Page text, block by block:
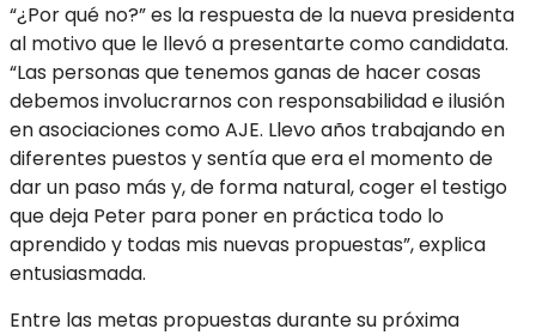
“¿Por qué no?” es la respuesta de la nueva presidenta
al motivo que le llevó a presentarte como candidata.
“Las personas que tenemos ganas de hacer cosas
debemos involucrarnos con responsabilidad e ilusión
en asociaciones como AJE. Llevo años trabajando en
diferentes puestos y sentía que era el momento de
dar un paso más y, de forma natural, coger el testigo
que deja Peter para poner en práctica todo lo
aprendido y todas mis nuevas propuestas”, explica
entusiasmada.
Entre las metas propuestas durante su próxima